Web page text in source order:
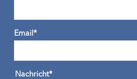
Email*
Nachricht*